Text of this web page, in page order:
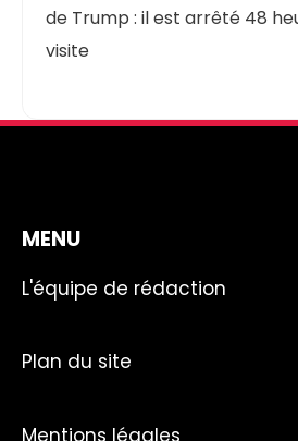
de Trump : il est arrêté 48
visite
MENU
L'équipe de rédaction
Plan du site
Mentions légales